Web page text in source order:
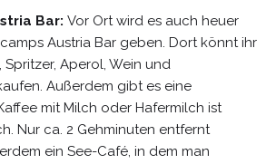
Bar: Vor Ort wird es auch heuer
Austria Bar geben. Dort könnt ihr
Spritzer, Aperol, Wein und
Außerdem gibt es eine
mit Milch oder Hafermilch ist
Nur ca. 2 Gehminuten entfernt
ein See-Café, in dem man